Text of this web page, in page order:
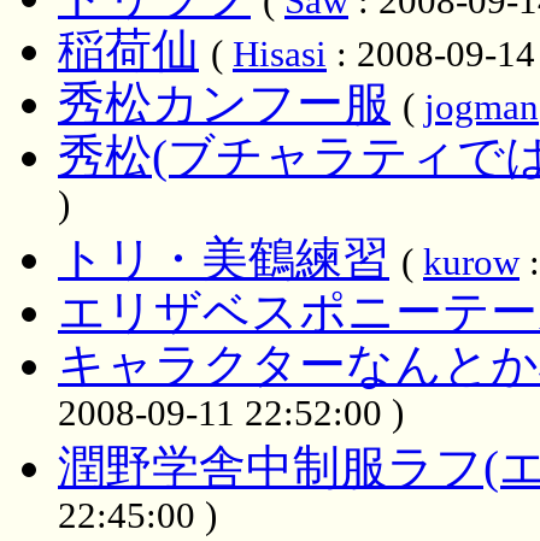
稲荷仙 ( Hisasi : 2008-09-
秀松カンフー服 ( jogman
秀松(ブチャラティで
)
トリ・美鶴練習 ( kurow:
エリザベスポニーテ
キャラクターなんと
2008-09-11 22:52:00 )
潤野学舎中制服ラフ(
22:45:00 )